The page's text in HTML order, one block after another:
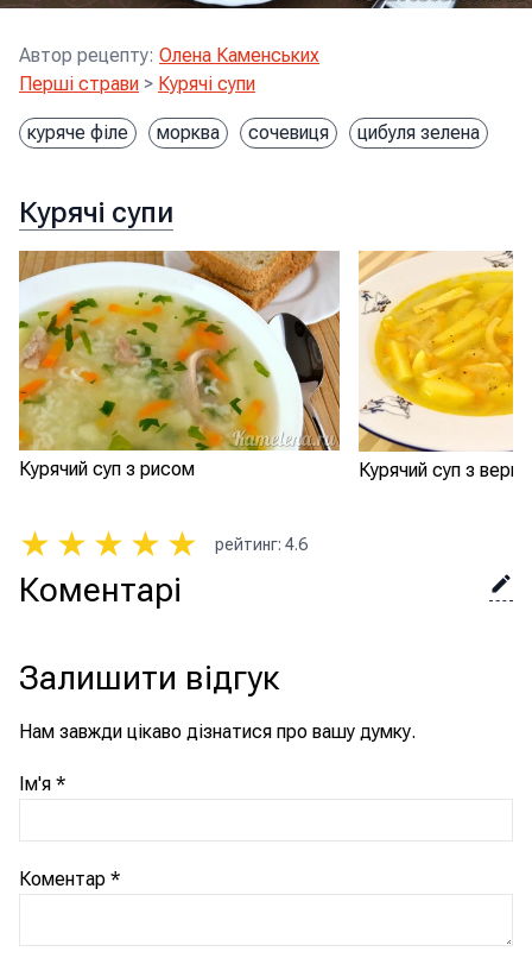
Автор рецепту: Олена Каменських
Перші страви > Курячі супи
куряче філе морква сочевиця цибуля зелена
Курячі супи
Курячий суп з рисом Курячий суп з
★ ★ ★ ★ ★ рейтинг: 4.6
Коментарі
Залишити відгук
Нам завжди цікаво дізнатися про вашу думку.
Ім'я *
Коментар *